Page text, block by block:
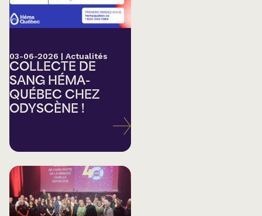
03-06-2026 | Actualités
COLLECTE DE
SANG HÉMA-
QUÉBEC CHEZ
ODYSCÈNE !